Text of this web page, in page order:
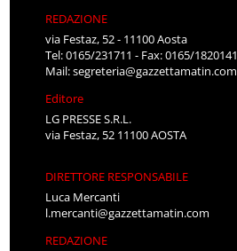
REDAZIONE
via Festaz, 52 - 11100 Aosta
Tel: 0165/231711 - Fax: 0165/1820141
Mail:segreteria@gazzettamatin.com
Editore
LG PRESSE S.R.L.
via Festaz, 52 11100 AOSTA
DIRETTORE RESPONSABILE
Luca Mercanti
l.mercanti@gazzettamatin.com
REDAZIONE